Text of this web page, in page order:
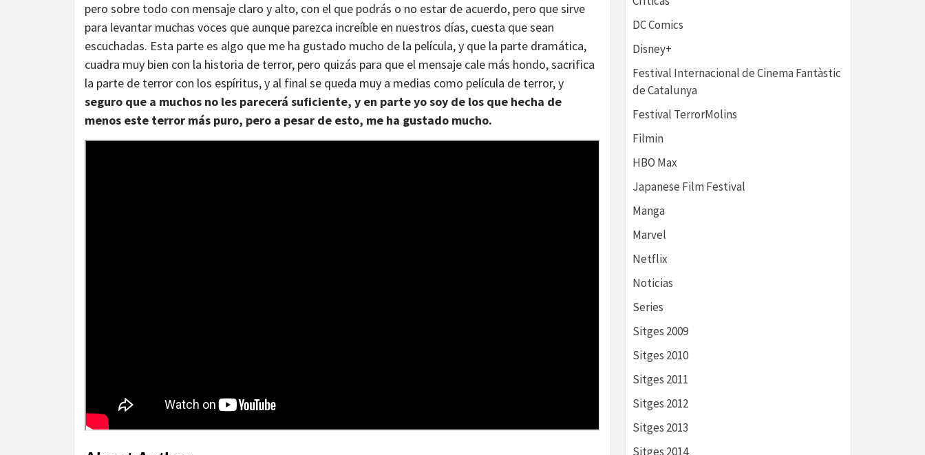
pero sobre todo con mensaje claro y alto, con el que podrás o no estar de acuerdo, pero que sirve
para levantar muchas voces que aunque parezca increíble en nuestros días, cuesta que sean
escuchadas. Esta parte es algo que me ha gustado mucho de la película, y que la parte dramática,
cuadra muy bien con la historia de terror, pero quizás para que el mensaje cale más hondo, sacrifica
la parte de terror con los espíritus, y al final se queda muy a medias como película de terror, y
seguro que a muchos no les parecerá suficiente, y en parte yo soy de los que hecha de
menos este terror más puro, pero a pesar de esto, me ha gustado mucho.
DC Comics
Disney+
Festival Internacional de Cinema Fantàstic
de Catalunya
Festival TerrorMolins
Filmin
HBO Max
Japanese Film Festival
Manga
Marvel
Netflix
Noticias
Series
Sitges 2009
Sitges 2010
Sitges 2011
Sitges 2012
Sitges 2013
Sitges 2014